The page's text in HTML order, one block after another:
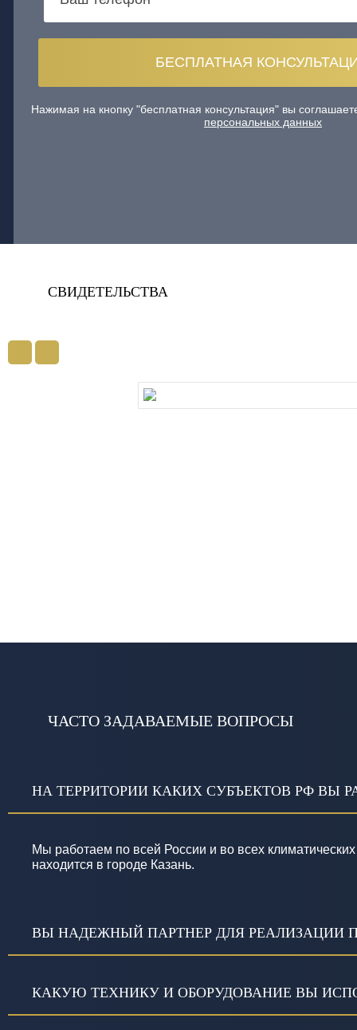
Нажимая на кнопку "бесплатная консультация" вы
персональных данных
СВИДЕТЕЛЬСТВА
ЧАСТО ЗАДАВАЕМЫЕ ВОПРОСЫ
НА ТЕРРИТОРИИ КАКИХ СУБЪЕКТОВ РФ ВЫ
Мы работаем по всей России и во всех
находится в городе Казань.
ВЫ НАДЕЖНЫЙ ПАРТНЕР ДЛЯ РЕАЛИЗАЦИИ
КАКУЮ ТЕХНИКУ И ОБОРУДОВАНИЕ ВЫ